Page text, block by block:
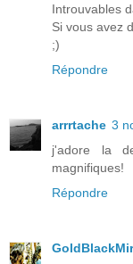
Introuvables
Si vous avez
;)
Répondre
arrrtache 3
j'adore la
magnifiques!
Répondre